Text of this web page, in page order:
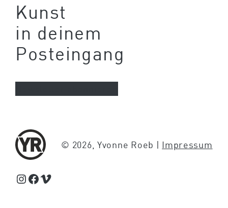
Kunst
in deinem
Posteingang
© 2026, Yvonne Roeb | Impressum
Schaue Feed, Reels und Storys auf Instagram von Yvonne Roeb
Facebook
Schaue Videos auf Vimeo über Yvonne Roeb